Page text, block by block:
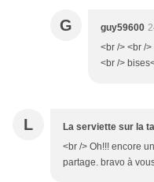
G guy59600
<br /> <br /
<br />
L La serviette sur la
<br /> Oh!!! encore
partage. bravo à